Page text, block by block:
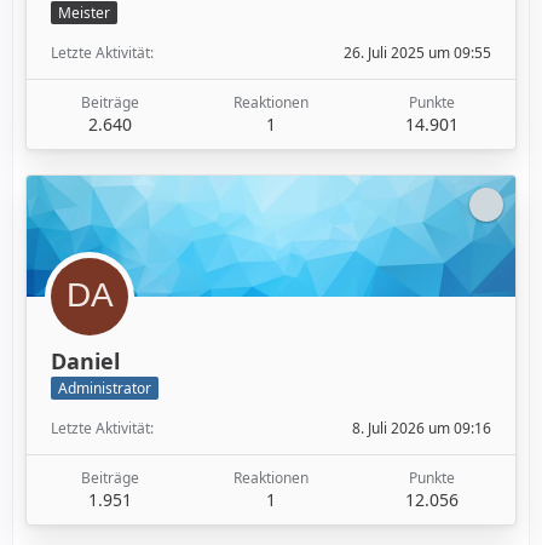
Meister
Letzte Aktivität
26. Juli 2025 um 09:55
Beiträge
2.640
Reaktionen
1
Punkte
14.901
Daniel
Administrator
Letzte Aktivität
8. Juli 2026 um 09:16
Beiträge
1.951
Reaktionen
1
Punkte
12.056